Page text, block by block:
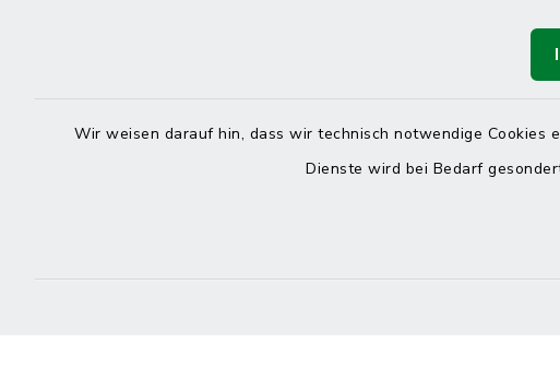
Wir weisen darauf hin, dass wir technisch notwendige Cookies
Dienste wird bei Bedarf
04832 6065-215
Montag -
Freitag
Online-
keinen